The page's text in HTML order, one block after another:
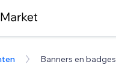
Banners en badges